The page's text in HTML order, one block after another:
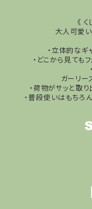
《
大人可愛い
・立体的な
・どこから見ても
ガーリー
・荷物がサッと取
・普段使いはもちろ